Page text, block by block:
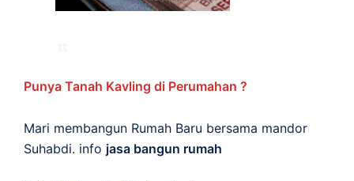
Punya Tanah Kavling di Perumahan ?
Mari membangun Rumah Baru bersama mandor
Suhabdi. info jasa bangun rumah